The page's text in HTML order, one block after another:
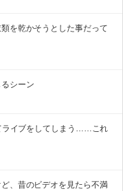
を乾かそうとした事だって
シーン
ライブをしてしまう……これ
、昔のビデオを見たら不満